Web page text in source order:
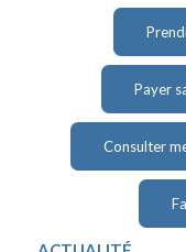
Payer
Consulter